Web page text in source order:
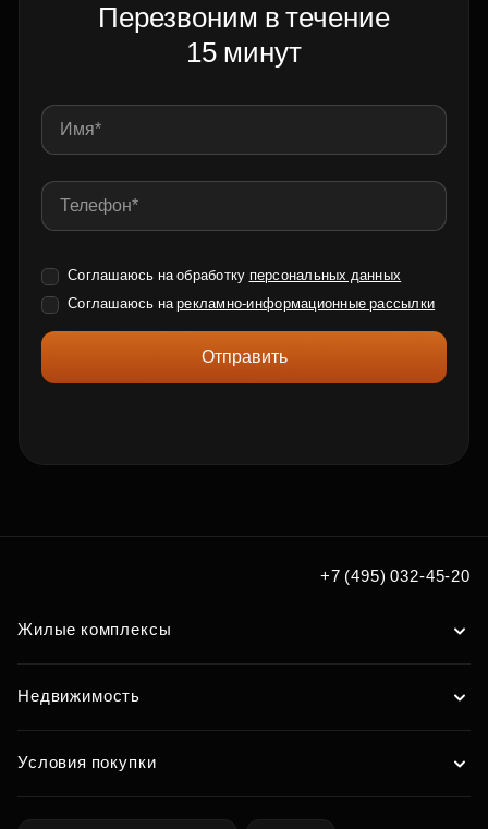
Перезвоним в течение
15 минут
Соглашаюсь на обработку персональных данных
Соглашаюсь нарекламно-информационные рассылки
Отправить
+7 (495) 032-45-20
Жилые комплексы
Недвижимость
Условия покупки